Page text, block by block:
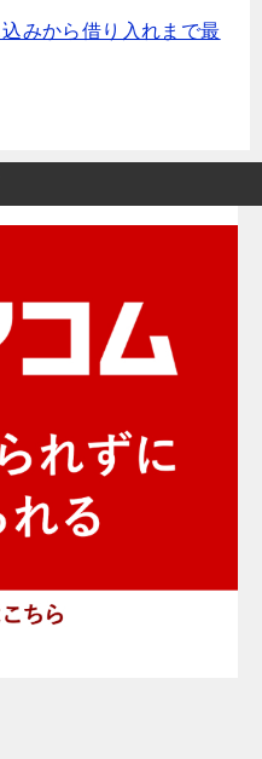
みから借り入れまで最